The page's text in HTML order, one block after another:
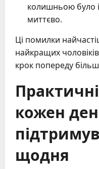
колишньою було
миттєво.
Ці помилки
найкращих
крок попереду
кожен
щодня